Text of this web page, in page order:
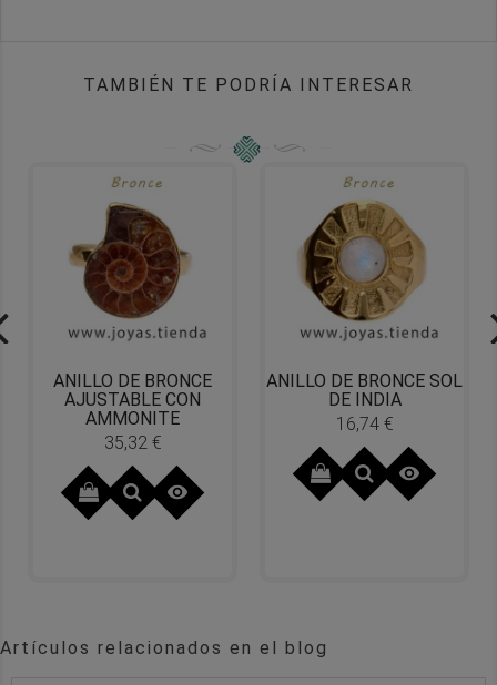
TAMBIÉN TE PODRÍA INTERESAR
ANILLO DE BRONCE
AJUSTABLE CON
AMMONITE
Precio
35,32 €

ANILLO DE BRONCE SOL
DE INDIA
Precio
16,74 €

Artículos relacionados en el blog